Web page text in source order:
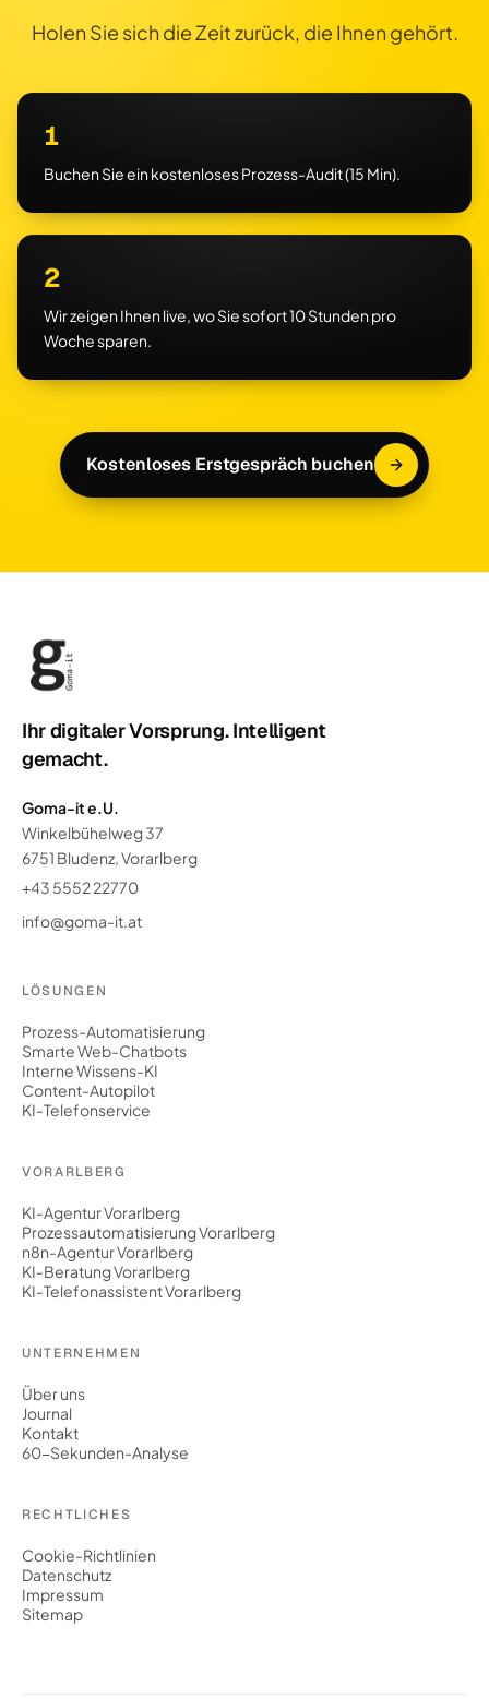
Holen Sie sich die Zeit zurück, die Ihnen gehört.
1
Buchen Sie ein kostenloses Prozess-Audit (15 Min).
2
Wir zeigen Ihnen live, wo Sie sofort 10 Stunden pro
Woche sparen.
Kostenloses Erstgespräch buchen
Ihr digitaler Vorsprung. Intelligent
gemacht.
Goma-it e.U.
Winkelbühelweg 37
6751 Bludenz, Vorarlberg
+43 5552 22770
info@goma-it.at
LÖSUNGEN
Prozess-Automatisierung
Smarte Web-Chatbots
Interne Wissens-KI
Content-Autopilot
KI-Telefonservice
VORARLBERG
KI-Agentur Vorarlberg
Prozessautomatisierung Vorarlberg
n8n-Agentur Vorarlberg
KI-Beratung Vorarlberg
KI-Telefonassistent Vorarlberg
UNTERNEHMEN
Über uns
Journal
Kontakt
60-Sekunden-Analyse
RECHTLICHES
Cookie-Richtlinien
Datenschutz
Impressum
Sitemap